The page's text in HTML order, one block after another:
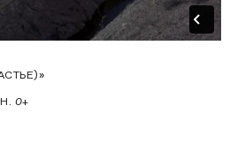
0+